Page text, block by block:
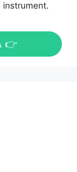
instrument.
👉